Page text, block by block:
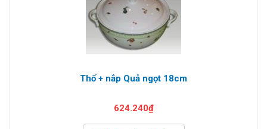
Thố + nắp Quả ngọt 18cm
624.240₫